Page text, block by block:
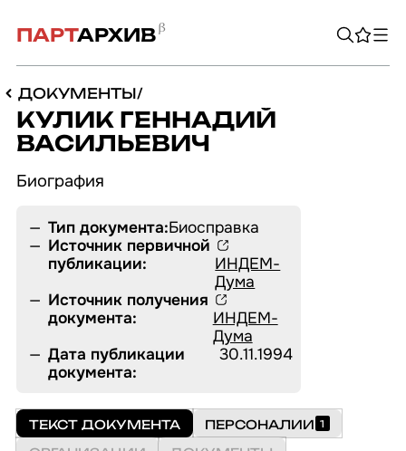
ПЕРСОНАЛИИ
ОРГАНИЗАЦИИ
ДОКУМЕНТЫ
БИБЛИОТЕКА
АВТОРЫ ПРОИЗВЕДЕНИЯ
ПЕРИОДИКА
ЛИСТОВКИ
О ПРОЕКТЕ
ПАРТАРХИВ
ДОКУМЕНТЫ/
КУЛИК ГЕННАДИЙ
ВАСИЛЬЕВИЧ
Био­гра­фия
Тип документа:Биосправка
Источник первичной
публикации:
ИНДЕМ-
Дума
Источник получения
документа:
ИНДЕМ-
Дума
Дата публикации
документа:
30.11.1994
ТЕКСТ ДОКУМЕНТА ПЕРСОНАЛИИ 1